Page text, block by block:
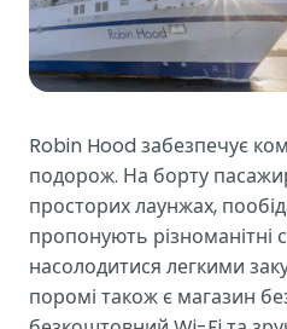
Robin Hood забезпечує
подорож. На борту
просторих лаунжах,
пропонують різноманітні
насолодитися легкими
поромі також є магазин